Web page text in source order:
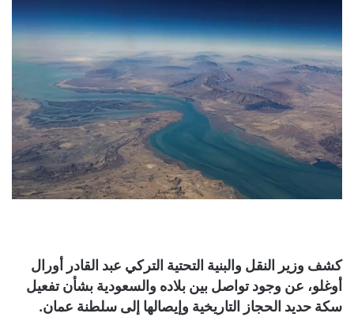
كشف وزير النقل والبنية التحتية التركي عبد القادر أورال
أوغلو، عن وجود تواصل بين بلاده والسعودية بشأن تفعيل
سكة حديد الحجاز التاريخية وإيصالها إلى سلطنة عمان.